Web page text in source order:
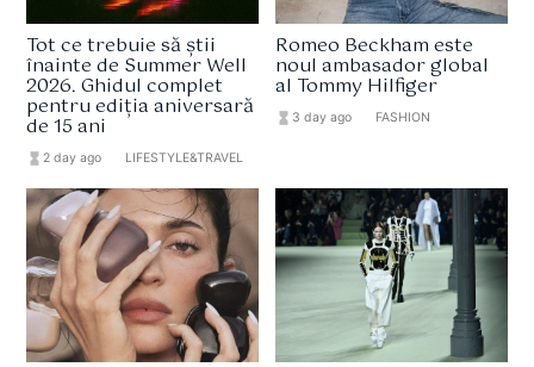
Tot ce trebuie să știi
înainte de Summer Well
2026. Ghidul complet
pentru ediția aniversară
de 15 ani
hourglass_full 2 day ago LIFESTYLE&TRAVEL
Romeo Beckham este
noul ambasador global
al Tommy Hilfiger
hourglass_full 3 day ago FASHION